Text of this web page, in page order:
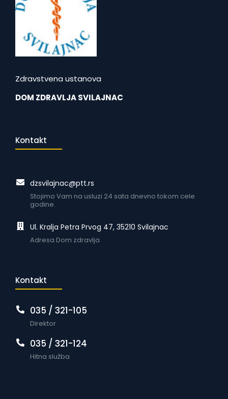
Zdravstvena ustanova
DOM ZDRAVLJA SVILAJNAC
Kontakt
dzsvilajnac@ptt.rs
Stojimo Vam na usluzi 24 sata dnevno tokom cele
godine.
Ul. Kralja Petra Prvog 47, 35210 Svilajnac
Adresa Dom zdravlja
Kontakt
035 / 321-105
Direktor
035 / 321-124
Hitna služba